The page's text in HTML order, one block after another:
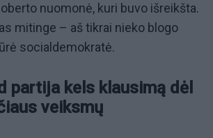
nuomonė, kuri buvo išreikšta.
mitinge – aš tikrai nieko blogo
socialdemokratė.
partija kels klausimą dėl
veiksmų